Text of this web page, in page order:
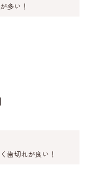
多い！
歯切れが良い！